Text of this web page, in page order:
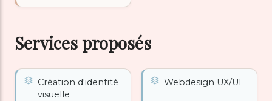
Services proposés
Création d'identité
visuelle
Webdesign UX/UI